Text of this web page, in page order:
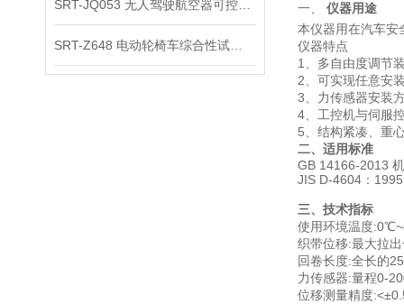
一、 仪器用途
本仪器用在汽车安
仪器特点
1、 多自由度调节
2
可实现任意安
3
力传感器安装
4
工控机与伺服
5
结构紧凑、重
二、适用标准
GB 14166-2013
JIS D-4604：
三、技术指标
使用环境温度
织带位移:最大拉
回卷长度:全长的
力传感器:量程0-
位移测量精度